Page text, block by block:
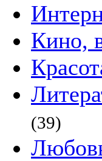
Кино,
(39)